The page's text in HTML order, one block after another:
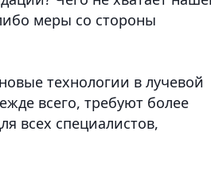
меры со стороны
технологии в лучевой
всего, требуют более
всех специалистов,